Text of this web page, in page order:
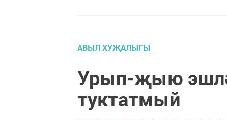
АВЫЛ ХУҖАЛЫГЫ
Урып-җыю
туктатмый